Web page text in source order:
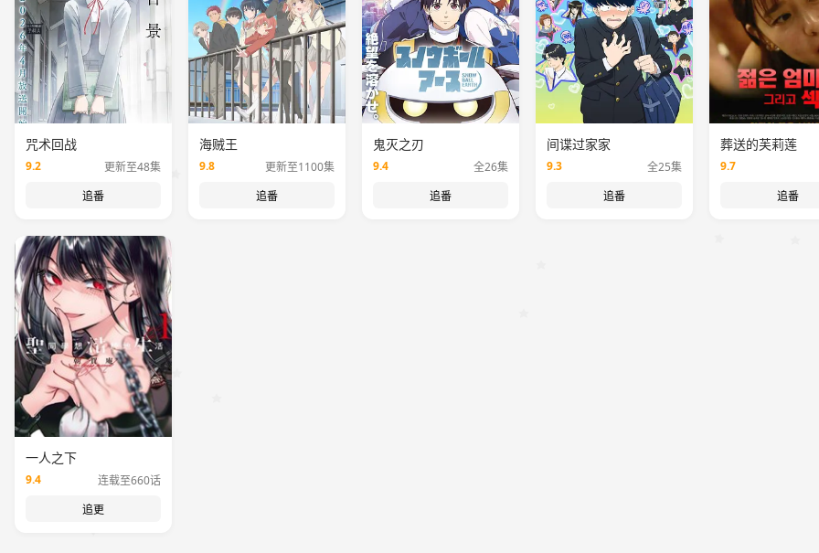
咒术回战
9.2 更新至48集
追番
海贼王
9.8 更新至1100集
追番
鬼灭之刃
9.4 全26集
追番
间谍过家家
9.3 全25集
追番
葬送的芙莉莲
9.7
追番
一人之下
9.4 连载至660话
追更